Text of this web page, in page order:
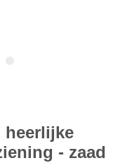
heerlijke
- zaad